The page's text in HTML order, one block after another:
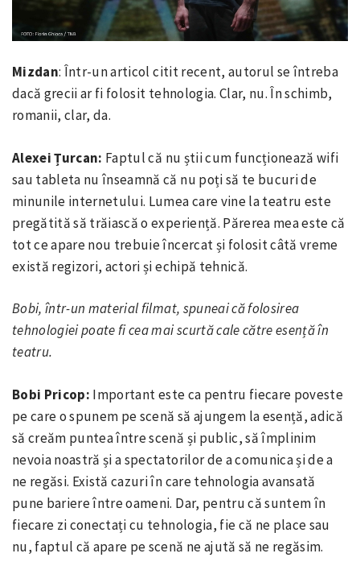
Mizdan: Într-un articol citit recent, autorul se întreba
dacă grecii ar fi folosit tehnologia. Clar, nu. În schimb,
romanii, clar, da.
Alexei Țurcan: Faptul că nu știi cum funcționează wifi
sau tableta nu înseamnă că nu poți să te bucuri de
minunile internetului. Lumea care vine la teatru este
pregătită să trăiască o experiență. Părerea mea este că
tot ce apare nou trebuie încercat și folosit câtă vreme
există regizori, actori și echipă tehnică.
Bobi, într-un material filmat, spuneai că folosirea
tehnologiei poate fi cea mai scurtă cale către esență în
teatru.
Bobi Pricop: Important este ca pentru fiecare poveste
pe care o spunem pe scenă să ajungem la esență, adică
să creăm puntea între scenă și public, să împlinim
nevoia noastră și a spectatorilor de a comunica și de a
ne regăsi. Există cazuri în care tehnologia avansată
pune bariere între oameni. Dar, pentru că suntem în
fiecare zi conectați cu tehnologia, fie că ne place sau
nu, faptul că apare pe scenă ne ajută să ne regăsim.